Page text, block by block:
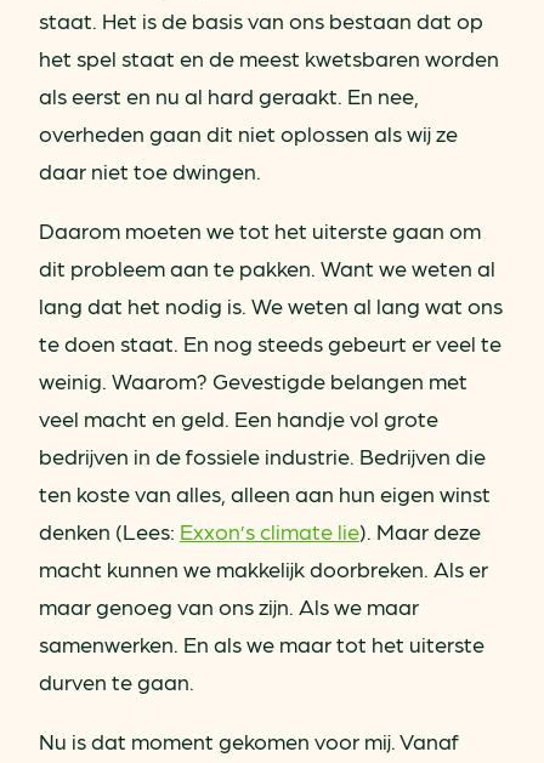
staat. Het is de basis van ons bestaan dat op
het spel staat en de meest kwetsbaren worden
als eerst en nu al hard geraakt. En nee,
overheden gaan dit niet oplossen als wij ze
daar niet toe dwingen.
Daarom moeten we tot het uiterste gaan om
dit probleem aan te pakken. Want we weten al
lang dat het nodig is. We weten al lang wat ons
te doen staat. En nog steeds gebeurt er veel te
weinig. Waarom? Gevestigde belangen met
veel macht en geld. Een handje vol grote
bedrijven in de fossiele industrie. Bedrijven die
ten koste van alles, alleen aan hun eigen winst
denken (Lees: Exxon’s climate lie). Maar deze
macht kunnen we makkelijk doorbreken. Als er
maar genoeg van ons zijn. Als we maar
samenwerken. En als we maar tot het uiterste
durven te gaan.
Nu is dat moment gekomen voor mij. Vanaf